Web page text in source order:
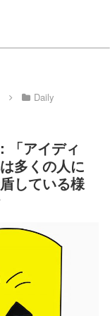
Daily
「アイディ
多くの人に
している様